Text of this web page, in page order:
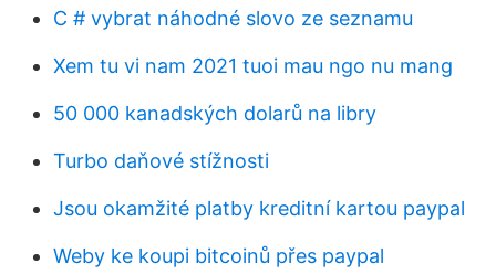
C # vybrat náhodné slovo ze seznamu
Xem tu vi nam 2021 tuoi mau ngo nu mang
50 000 kanadských dolarů na libry
Turbo daňové stížnosti
Jsou okamžité platby kreditní kartou paypal
Weby ke koupi bitcoinů přes paypal